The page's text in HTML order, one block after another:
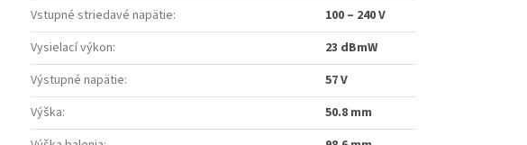
Vstupné striedavé napätie:
100 – 240 V
Vysielací výkon:
23 dBmW
Výstupné napätie:
57 V
Výška:
50.8 mm